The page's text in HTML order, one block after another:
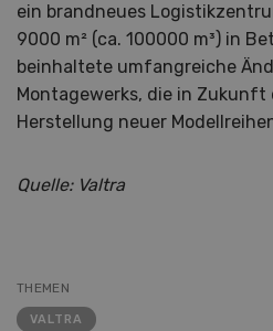
ein brandneues
9000 m² (ca. 100000 m³) in
beinhaltete umfangreiche
Montagewerks, die in Zukunft
Herstellung neuer
Quelle: Valtra
THEMEN
VALTRA